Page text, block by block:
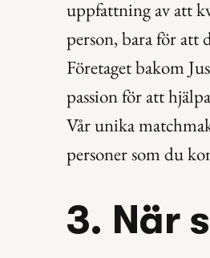
uppfattning av att
person, bara för att
Företaget bakom
passion för att
Vår unika
personer som du
3. När